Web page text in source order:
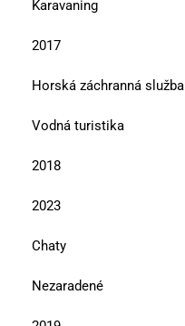
Karavaning
2017
Horská záchranná služba
Vodná turistika
2018
2023
Chaty
Nezaradené